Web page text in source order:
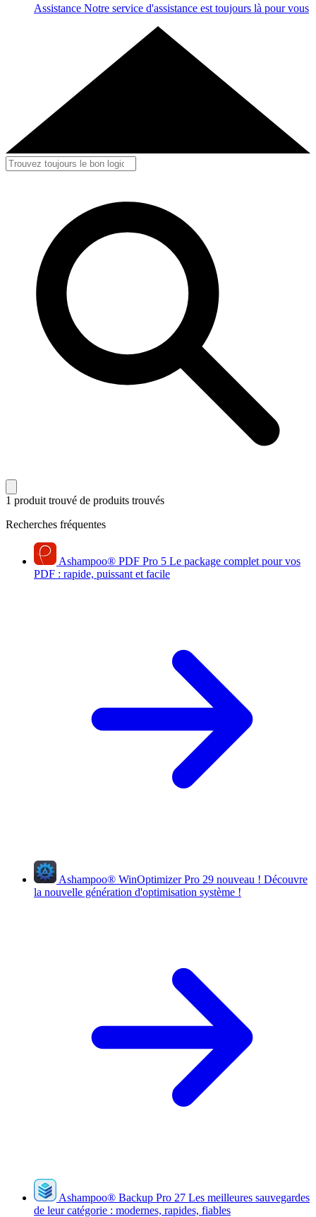
Assistance Notre service d'assistance est toujours là pour vous
1 produit trouvé de produits trouvés
Recherches fréquentes
Ashampoo® PDF Pro 5 Le package complet pour vos
PDF : rapide, puissant et facile
Ashampoo® WinOptimizer Pro 29 nouveau ! Découvre
la nouvelle génération d'optimisation système !
Ashampoo® Backup Pro 27 Les meilleures sauvegardes
de leur catégorie : modernes, rapides, fiables